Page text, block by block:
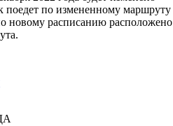
по измененному маршруту
новому расписанию расположено